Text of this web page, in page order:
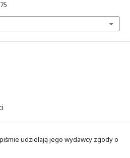
udzielają jego wydawcy zgody o